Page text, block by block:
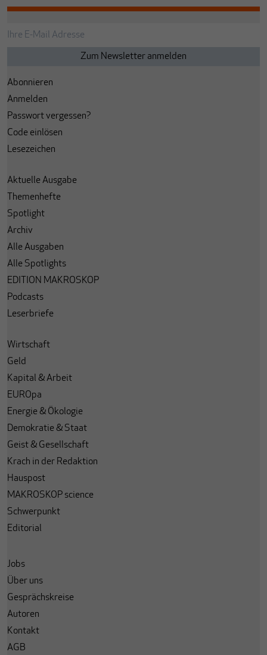
Abonnieren
Anmelden
Passwort vergessen?
Code einlösen
Lesezeichen
Aktuelle Ausgabe
Themenhefte
Spotlight
Archiv
Alle Ausgaben
Alle Spotlights
EDITION MAKROSKOP
Podcasts
Leserbriefe
Wirtschaft
Geld
Kapital & Arbeit
EUROpa
Energie & Ökologie
Demokratie & Staat
Geist & Gesellschaft
Krach in der Redaktion
Hauspost
MAKROSKOP science
Schwerpunkt
Editorial
Jobs
Über uns
Gesprächskreise
Autoren
Kontakt
AGB